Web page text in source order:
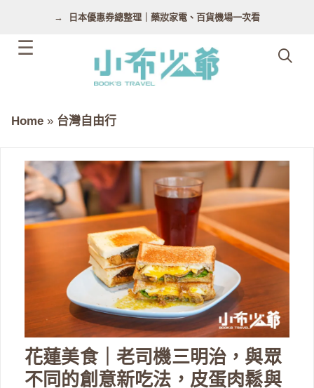
日本優惠券總整理｜藥妝家電、百貨機場一次看
Home » 台灣自由行
花蓮美食｜老司機三明治，與眾
不同的創意新吃法，皮蛋肉鬆與